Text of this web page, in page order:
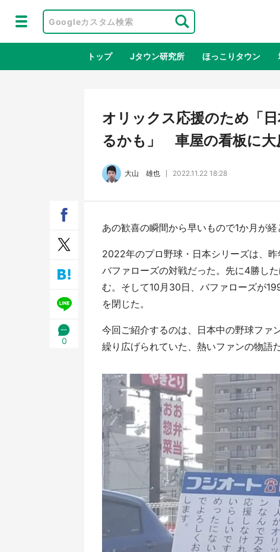
トップ Jタウン研究所 ほっこりタウン
地域×二次元
だった鬼太郎グッズ買える 銀座・博
服！？
オリックス応援のため「
るかも」 車屋の看板に
大山 雄也 2022.11.22 18:28
0
あの歓喜の瞬間から早いもので1か月が経
2022年のプロ野球・日本シリーズは、
バファローズの対戦だった。先に4勝し
む。そして10月30日、バファローズが
を閉じた。
今回ご紹介するのは、日本中の野球ファ
繰り広げられていた、熱いファンの物語だ